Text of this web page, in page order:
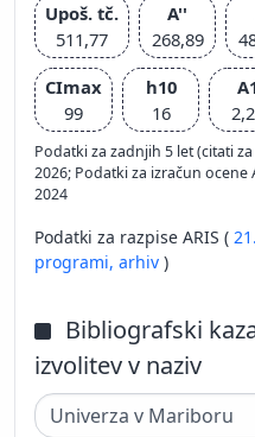
Upoš. tč.
511,77
A''
268,89
CImax
99
h10
16
Podatki za zadnjih 5 let (citati
2026; Podatki za izračun
2024
Podatki za razpise ARIS (
programi, arhiv )
Bibliografski
izvolitev v naziv